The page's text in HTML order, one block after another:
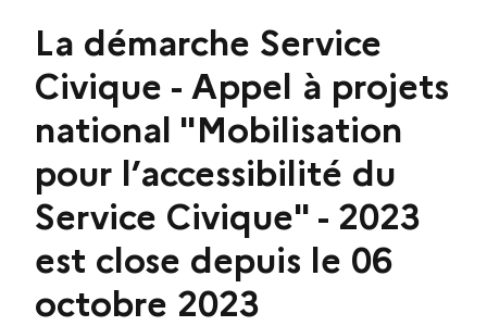
La démarche Service
Civique - Appel à projets
national "Mobilisation
pour l’accessibilité du
Service Civique" - 2023
est close depuis le 06
octobre 2023